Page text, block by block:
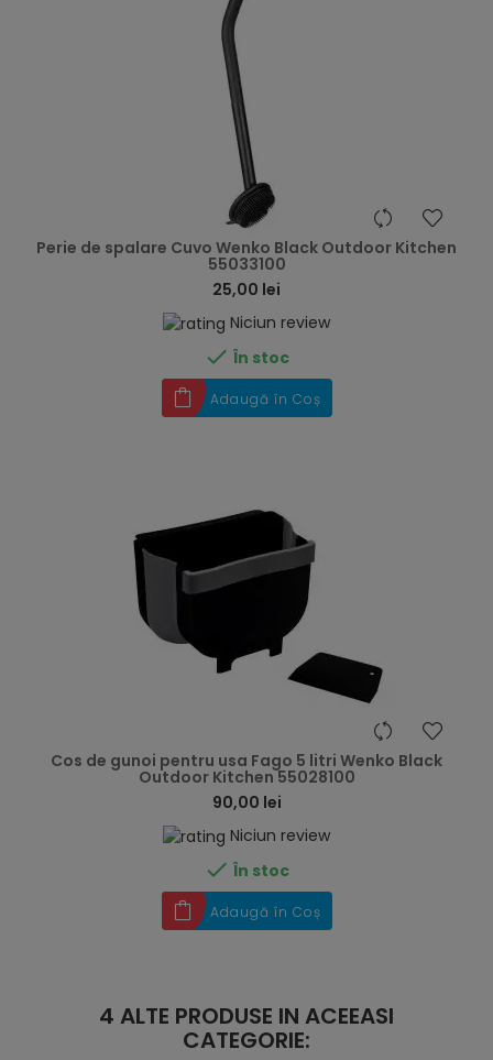
Perie de spalare Cuvo Wenko Black Outdoor Kitchen
55033100
25,00 lei
Niciun review
 În stoc
Adaugă în Coș
Cos de gunoi pentru usa Fago 5 litri Wenko Black
Outdoor Kitchen 55028100
90,00 lei
Niciun review
 În stoc
Adaugă în Coș
4 ALTE PRODUSE IN ACEEASI
CATEGORIE: